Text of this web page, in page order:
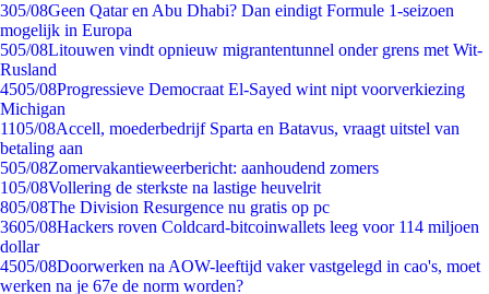
305/08Geen Qatar en Abu Dhabi? Dan eindigt Formule 1-seizoen
mogelijk in Europa
505/08Litouwen vindt opnieuw migrantentunnel onder grens met Wit-
Rusland
4505/08Progressieve Democraat El-Sayed wint nipt voorverkiezing
Michigan
1105/08Accell, moederbedrijf Sparta en Batavus, vraagt uitstel van
betaling aan
505/08Zomervakantieweerbericht: aanhoudend zomers
105/08Vollering de sterkste na lastige heuvelrit
805/08The Division Resurgence nu gratis op pc
3605/08Hackers roven Coldcard-bitcoinwallets leeg voor 114 miljoen
dollar
4505/08Doorwerken na AOW-leeftijd vaker vastgelegd in cao's, moet
werken na je 67e de norm worden?